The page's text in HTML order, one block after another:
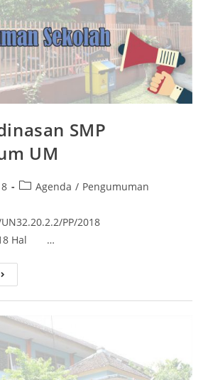
SMP
UM
Agenda / Pengumuman
UN32.20.2.2/PP/2018
Hal …